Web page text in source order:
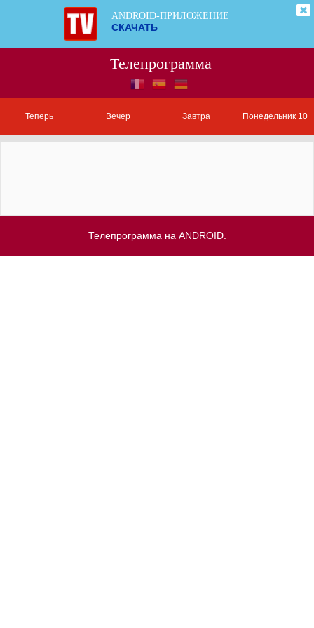
ANDROID-ПРИЛОЖЕНИЕ
СКАЧАТЬ
Телепрограмма
Теперь Вечер Завтра Понедельник 10
Телепрограмма на ANDROID.